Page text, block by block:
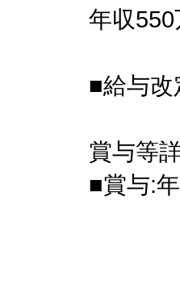
年収
■給与改
賞与等
■賞与: